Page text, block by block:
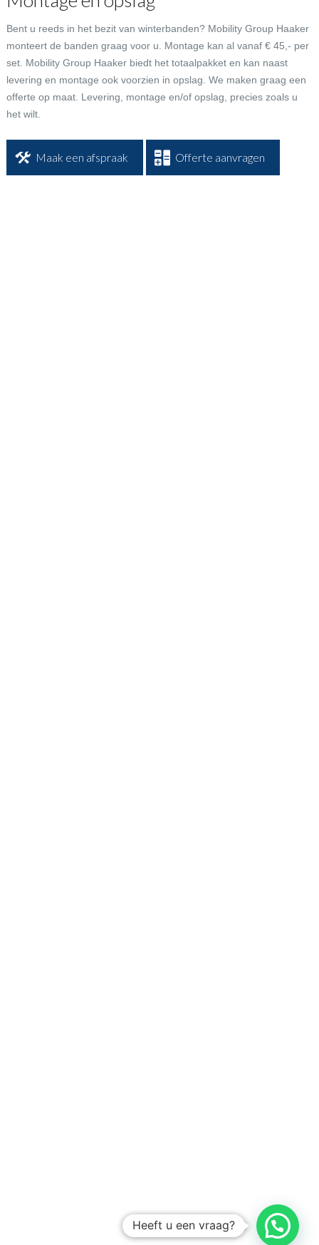
Bent u reeds in het bezit van winterbanden? Mobility Group Haaker
monteert de banden graag voor u. Montage kan al vanaf € 45,- per
set. Mobility Group Haaker biedt het totaalpakket en kan naast
levering en montage ook voorzien in opslag. We maken graag een
offerte op maat. Levering, montage en/of opslag, precies zoals u
het wilt.
Maak een afspraak Offerte aanvragen
Heeft u een vraag?